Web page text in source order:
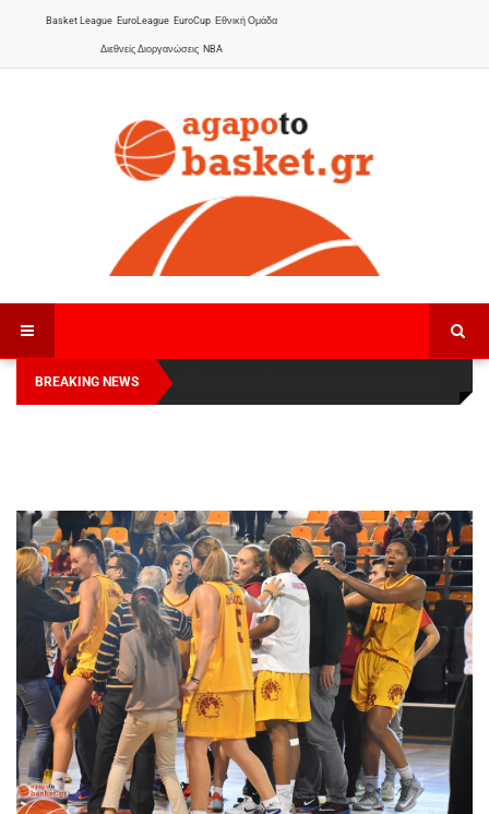
Basket League EuroLeague EuroCup Εθνική Ομάδα
Διεθνείς Διοργανώσεις NBA
BREAKING NEWS
Οι Πάνθηρες Καβάλας στην Women Basketball
League 1